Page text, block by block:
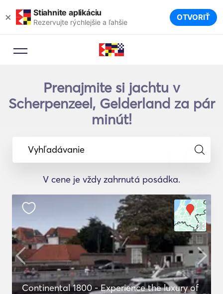
× Stiahnite aplikáciu
Rezervujte rýchlejšie a ľahšie OTVORIŤ
Prenajmite si jachtu v
Scherpenzeel, Gelderland za pár
minút!
Vyhľadávanie
V cene je vždy zahrnutá posádka.
Continental 1800 - Experience the luxury of